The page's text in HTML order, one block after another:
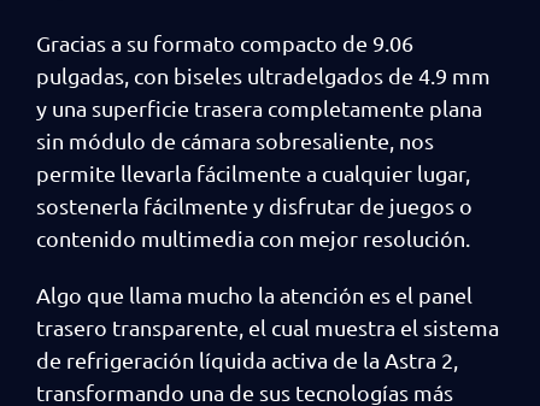
Gracias a su formato compacto de 9.06
pulgadas, con biseles ultradelgados de 4.9 mm
y una superficie trasera completamente plana
sin módulo de cámara sobresaliente, nos
permite llevarla fácilmente a cualquier lugar,
sostenerla fácilmente y disfrutar de juegos o
contenido multimedia con mejor resolución.
Algo que llama mucho la atención es el panel
trasero transparente, el cual muestra el sistema
de refrigeración líquida activa de la Astra 2,
transformando una de sus tecnologías más